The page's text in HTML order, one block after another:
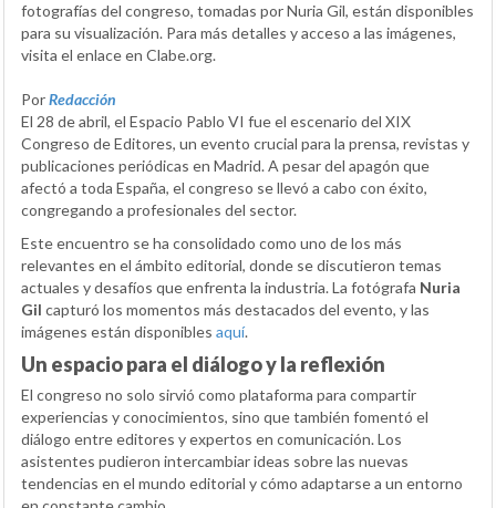
fotografías del congreso, tomadas por Nuria Gil, están disponibles
para su visualización. Para más detalles y acceso a las imágenes,
visita el enlace en Clabe.org.
PorRedacción
El 28 de abril, el Espacio Pablo VI fue el escenario del XIX
Congreso de Editores, un evento crucial para la prensa, revistas y
publicaciones periódicas en Madrid. A pesar del apagón que
afectó a toda España, el congreso se llevó a cabo con éxito,
congregando a profesionales del sector.
Este encuentro se ha consolidado como uno de los más
relevantes en el ámbito editorial, donde se discutieron temas
actuales y desafíos que enfrenta la industria. La fotógrafa Nuria
Gil capturó los momentos más destacados del evento, y las
imágenes están disponibles aquí.
Un espacio para el diálogo y la reflexión
El congreso no solo sirvió como plataforma para compartir
experiencias y conocimientos, sino que también fomentó el
diálogo entre editores y expertos en comunicación. Los
asistentes pudieron intercambiar ideas sobre las nuevas
tendencias en el mundo editorial y cómo adaptarse a un entorno